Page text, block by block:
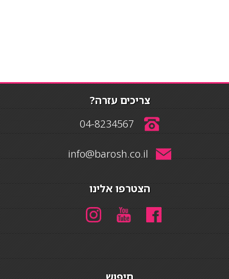
צריכים עזרה?
04-8234567
info@barosh.co.il
הצטרפו אלינו